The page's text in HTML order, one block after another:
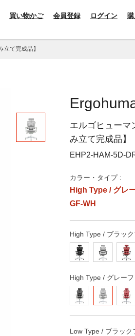
買い物かご 会員登録 ログイン
て完成品】
エルゴヒューマ
み立て完成品】
EHP2-HAM-5D-
カラー・タイプ :
High Type / グレ
GF-WH
High Type / ブラッ
High Type / グレー
Low Type / ブラッ